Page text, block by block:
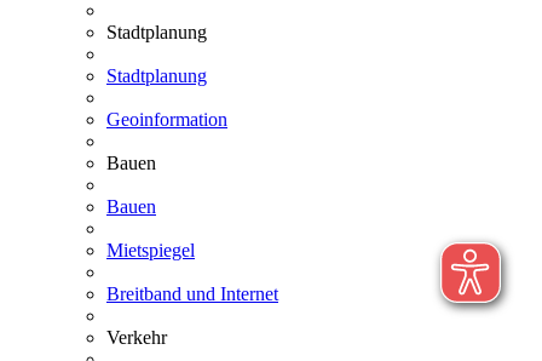
Stadtplanung
Stadtplanung
Geoinformation
Bauen
Bauen
Mietspiegel
Breitband und Internet
Verkehr